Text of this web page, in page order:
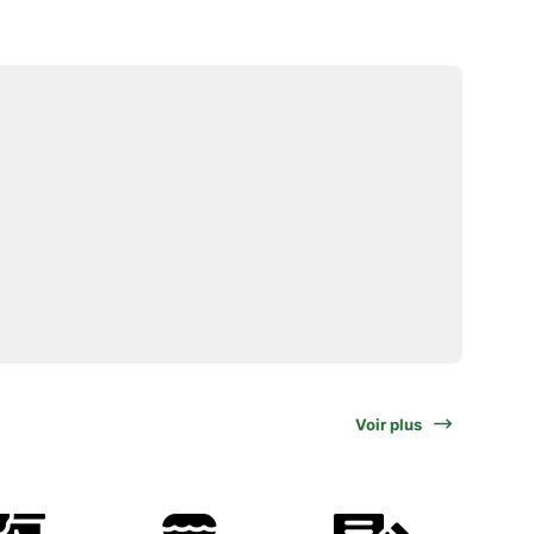
Voir plus